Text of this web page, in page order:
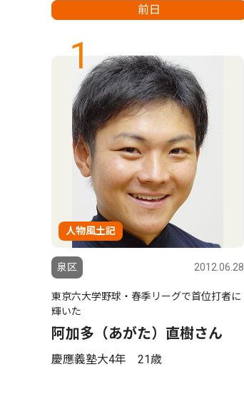
前日
1
人物風土記
泉区 2012.06.28
東京六大学野球・春季リーグで首位打者に
輝いた
阿加多（あがた）直樹さん
慶應義塾大4年 21歳